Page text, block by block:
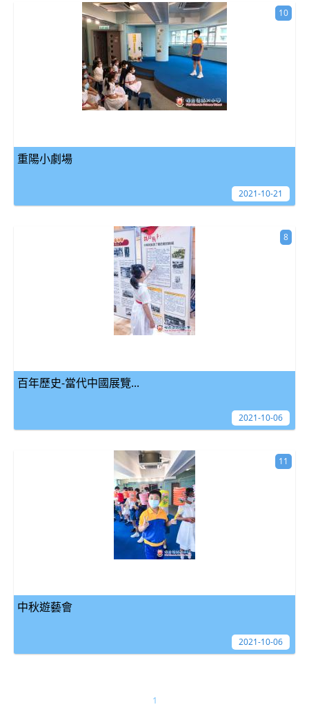
重陽小劇場
10
2021-10-21
百年歷史-當代中國展覽...
8
2021-10-06
中秋遊藝會
11
2021-10-06
1